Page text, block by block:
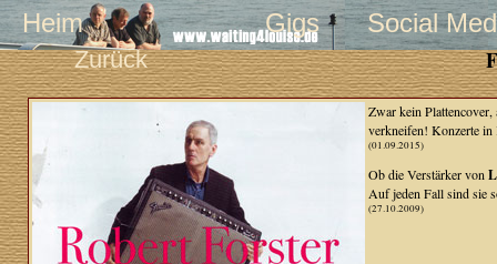
Heim Gigs Social
Zurück
Zwar kein Plattencover,
verkneifen! Konzerte in
(01.09.2015)
Ob die Verstärker von
Auf jeden Fall sind sie
(27.10.2009)